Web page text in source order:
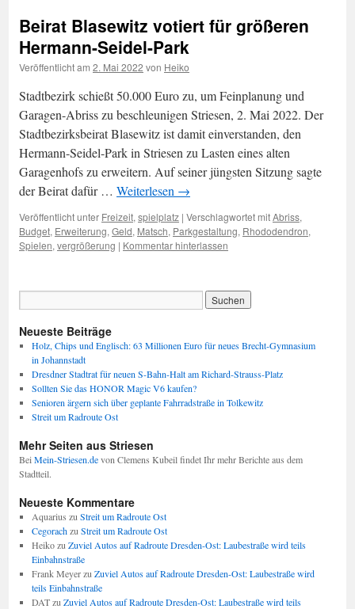
Beirat Blasewitz votiert für größeren
Hermann-Seidel-Park
Veröffentlicht am 2. Mai 2022 von Heiko
Stadtbezirk schießt 50.000 Euro zu, um Feinplanung und
Garagen-Abriss zu beschleunigen Striesen, 2. Mai 2022. Der
Stadtbezirksbeirat Blasewitz ist damit einverstanden, den
Hermann-Seidel-Park in Striesen zu Lasten eines alten
Garagenhofs zu erweitern. Auf seiner jüngsten Sitzung sagte
der Beirat dafür … Weiterlesen →
Veröffentlicht unter Freizeit, spielplatz | Verschlagwortet mitAbriss,
Budget, Erweiterung, Geld, Matsch, Parkgestaltung, Rhododendron,
Spielen, vergrößerung | Kommentar hinterlassen
Neueste Beiträge
Holz, Chips und Englisch: 63 Millionen Euro für neues Brecht-Gymnasium
in Johannstadt
Dresdner Stadtrat für neuen S-Bahn-Halt am Richard-Strauss-Platz
Sollten Sie das HONOR Magic V6 kaufen?
Senioren ärgern sich über geplante Fahrradstraße in Tolkewitz
Streit um Radroute Ost
Mehr Seiten aus Striesen
Bei Mein-Striesen.devon Clemens Kubeil findet Ihr mehr Berichte aus dem
Stadtteil.
Neueste Kommentare
Aquarius zu Streit um Radroute Ost
Cegorachzu Streit um Radroute Ost
Heikozu Zuviel Autos auf Radroute Dresden-Ost: Laubestraße wird teils
Einbahnstraße
Frank Meyerzu Zuviel Autos auf Radroute Dresden-Ost: Laubestraße wird
teils Einbahnstraße
DATzu Zuviel Autos auf Radroute Dresden-Ost: Laubestraße wird teils